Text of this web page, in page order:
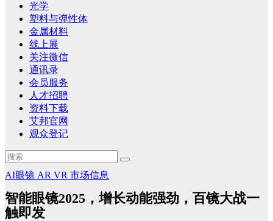
光学
塑料与弹性体
金属材料
线上展
关注微信
通讯录
会员服务
人才招聘
资料下载
艾邦官网
观众登记
AI眼镜 AR VR 市场信息
智能眼镜2025，增长动能强劲，百镜大战一
触即发